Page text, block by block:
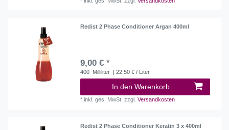
Redist 2 Phase Conditioner Argan 400ml
9,00 € *
400 Milliliter | 22,50 € / Liter
In den Warenkorb
*inkl. ges. MwSt. zzgl.Versandkosten
Redist 2 Phase Conditioner Keratin 3 x 400ml